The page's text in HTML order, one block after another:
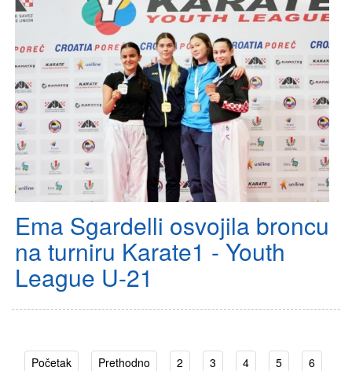
Ema Sgardelli osvojila broncu
na turniru Karate1 - Youth
League U-21
Početak Prethodno 2 3 4 5 6